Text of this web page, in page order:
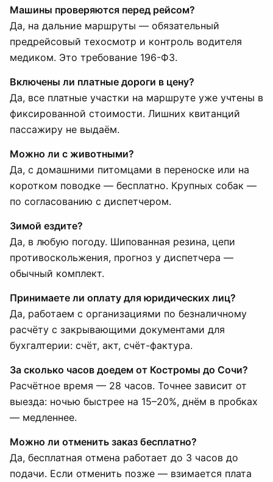
Машины проверяются перед рейсом?
Да, на дальние маршруты — обязательный
предрейсовый техосмотр и контроль водителя
медиком. Это требование 196-ФЗ.
Включены ли платные дороги в цену?
Да, все платные участки на маршруте уже учтены в
фиксированной стоимости. Лишних квитанций
пассажиру не выдаём.
Можно ли с животными?
Да, с домашними питомцами в переноске или на
коротком поводке — бесплатно. Крупных собак —
по согласованию с диспетчером.
Зимой ездите?
Да, в любую погоду. Шипованная резина, цепи
противоскольжения, прогноз у диспетчера —
обычный комплект.
Принимаете ли оплату для юридических лиц?
Да, работаем с организациями по безналичному
расчёту с закрывающими документами для
бухгалтерии: счёт, акт, счёт-фактура.
За сколько часов доедем от Костромы до Сочи?
Расчётное время — 28 часов. Точнее зависит от
выезда: ночью быстрее на 15–20%, днём в пробках
— медленнее.
Можно ли отменить заказ бесплатно?
Да, бесплатная отмена работает до 3 часов до
подачи. Если отменить позже — взимается плата